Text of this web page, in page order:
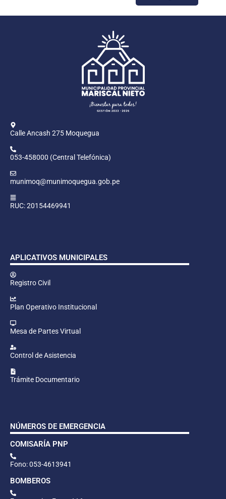
Calle Ancash 275 Moquegua
053-458000 (Central Telefónica)
munimoq@munimoquegua.gob.pe
RUC: 20154469941
APLICATIVOS MUNICIPALES
Registro Civil
Plan Operativo Institucional
Mesa de Partes Virtual
Control de Asistencia
Trámite Documentario
NÚMEROS DE EMERGENCIA
COMISARÍA PNP
Fono: 053-4613941
BOMBEROS